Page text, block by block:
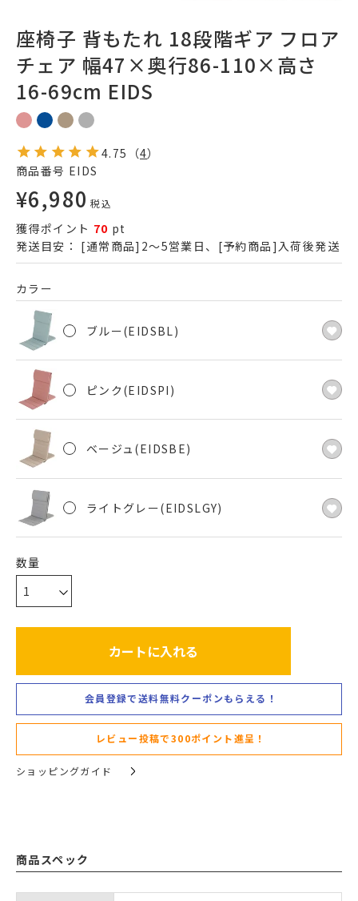
座椅子 背もたれ 18段階ギア フロア
チェア 幅47×奥行86-110×高さ
16-69cm EIDS
4.75 （4）
商品番号 EIDS
¥6,980 税込
獲得ポイント 70 pt
発送目安： [通常商品]2～5営業日、[予約商品]入荷後発送
カラー
ブルー(EIDSBL)
ピンク(EIDSPI)
ベージュ(EIDSBE)
ライトグレー(EIDSLGY)
カートに入れる
会員登録で送料無料クーポンもらえる！
レビュー投稿で300ポイント進呈！
ショッピングガイド
商品スペック